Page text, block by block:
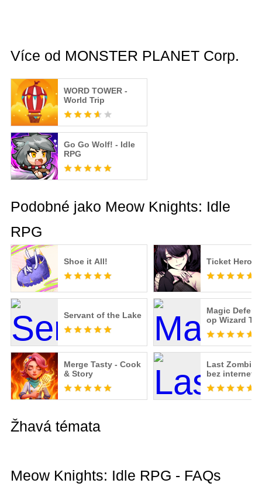
Více od MONSTER PLANET Corp.
WORD TOWER -
World Trip
Go Go Wolf! - Idle
RPG
Podobné jako Meow Knights: Idle
RPG
Shoe it All! Ticket Hero
Servant of the Lake
Magic
op Wizard TD
Merge Tasty - Cook
& Story
Last Zombie:
bez internetu
Žhavá témata
Meow Knights: Idle RPG - FAQs